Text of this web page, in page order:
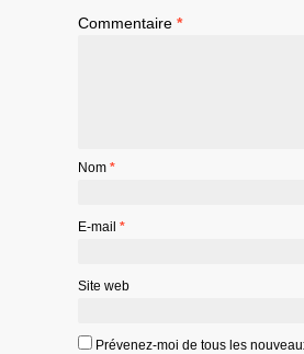
Commentaire *
Nom *
E-mail *
Site web
Prévenez-moi de tous les